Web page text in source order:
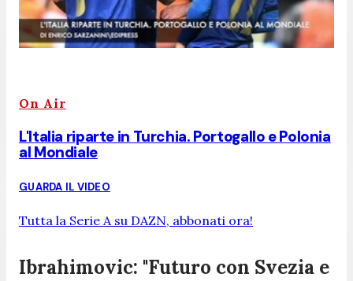
On Air
L'Italia riparte in Turchia. Portogallo e Polonia
al Mondiale
GUARDA IL VIDEO
Tutta la Serie A su DAZN, abbonati ora!
Ibrahimovic: "Futuro con Svezia e